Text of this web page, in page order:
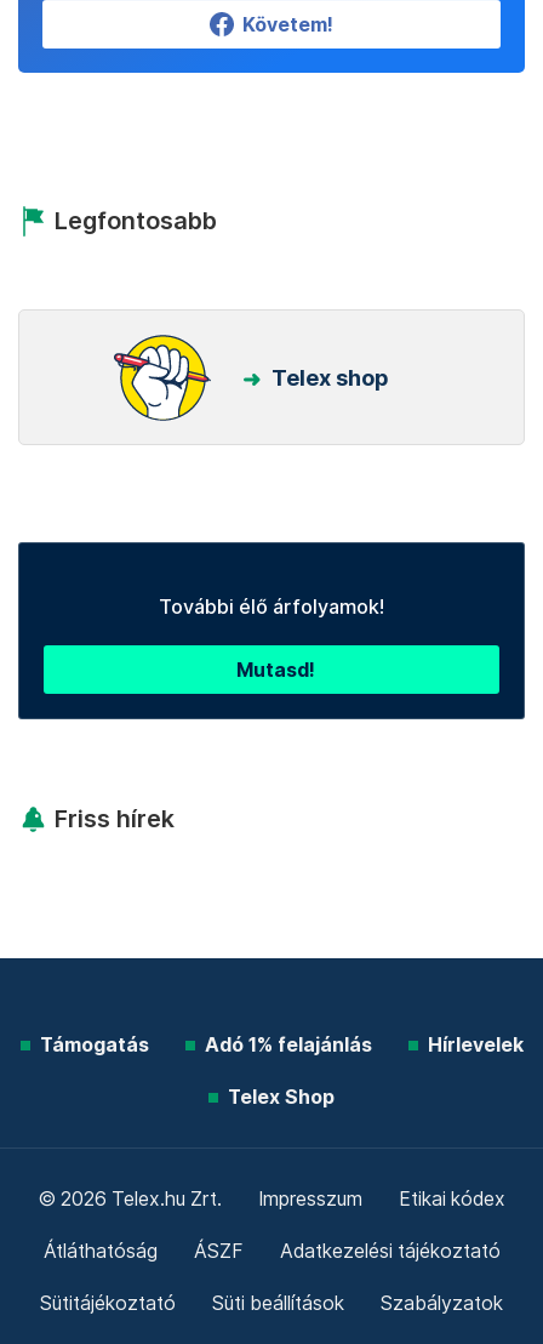
Követem!
Legfontosabb
Telex shop
További élő árfolyamok!
Mutasd!
Friss hírek
Támogatás Adó 1% felajánlás Hírlevelek
Telex Shop
© 2026 Telex.hu Zrt. Impresszum Etikai kódex
Átláthatóság ÁSZF Adatkezelési tájékoztató
Sütitájékoztató Süti beállítások Szabályzatok